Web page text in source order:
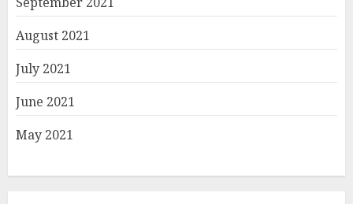
August 2021
July 2021
June 2021
May 2021